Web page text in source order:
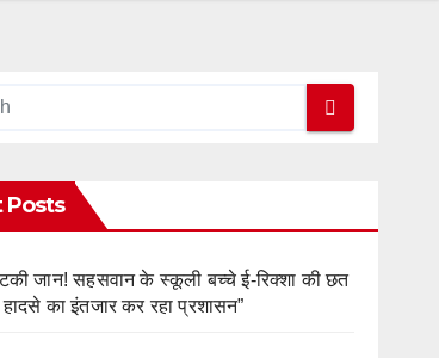
Posts
जान! सहसवान के स्कूली बच्चे ई-रिक्शा की छत
का इंतजार कर रहा प्रशासन”